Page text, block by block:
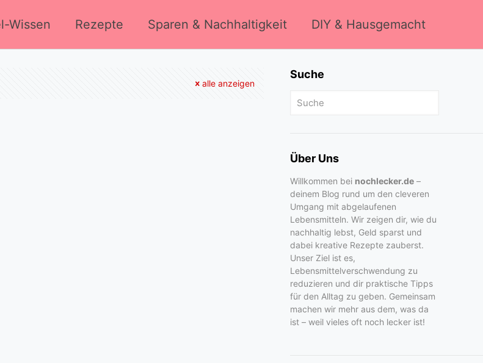
Wissen Rezepte Sparen & Nachhaltigkeit DIY & Hausgemacht
alle anzeigen
Suche
Über Uns
Willkommen bei nochlecker.de–
deinem Blog rund um den cleveren
Umgang mit abgelaufenen
Lebensmitteln. Wir zeigen dir, wie du
nachhaltig lebst, Geld sparst und
dabei kreative Rezepte zauberst.
Unser Ziel ist es,
Lebensmittelverschwendung zu
reduzieren und dir praktische Tipps
für den Alltag zu geben. Gemeinsam
machen wir mehr aus dem, was da
ist – weil vieles oft noch lecker ist!